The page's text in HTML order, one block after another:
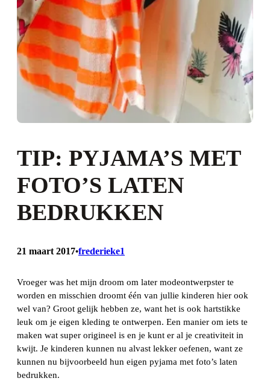
TIP: PYJAMA’S MET
FOTO’S LATEN
BEDRUKKEN
21 maart 2017•frederieke1
Vroeger was het mijn droom om later modeontwerpster te
worden en misschien droomt één van jullie kinderen hier ook
wel van? Groot gelijk hebben ze, want het is ook hartstikke
leuk om je eigen kleding te ontwerpen. Een manier om iets te
maken wat super origineel is en je kunt er al je creativiteit in
kwijt. Je kinderen kunnen nu alvast lekker oefenen, want ze
kunnen nu bijvoorbeeld hun eigen pyjama met foto’s laten
bedrukken.